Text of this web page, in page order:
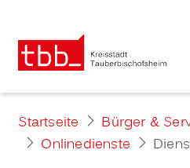
Startseite Bürger &
Onlinedienste